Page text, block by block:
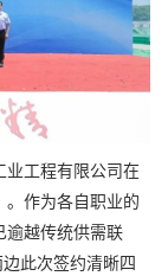
工程有限公司在
。作为各自职业的
逾越传统供需联
此次签约清晰四